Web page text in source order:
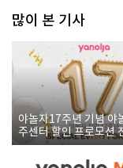
많이 본 기사
야놀자17주년 기념 야
주센터 할인 프로모션